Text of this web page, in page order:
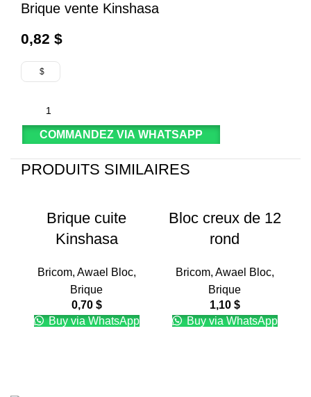
Brique vente Kinshasa
0,82 $
$
COMMANDEZ VIA WHATSAPP
PRODUITS SIMILAIRES
Brique cuite
Kinshasa
Bricom, Awael Bloc,
Brique
0,70 $
Buy via WhatsApp
Bloc creux de 12
rond
Bricom, Awael Bloc,
Brique
1,10 $
Buy via WhatsApp